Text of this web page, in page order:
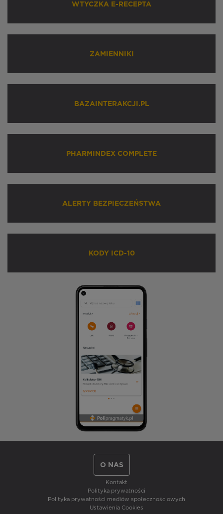
WTYCZKA E-RECEPTA
ZAMIENNIKI
BAZAINTERAKCJI.PL
PHARMINDEX COMPLETE
ALERTY BEZPIECZEŃSTWA
KODY ICD-10
O NAS
Kontakt
Polityka prywatności
Polityka prywatności mediów społecznościowych
Ustawienia Cookies